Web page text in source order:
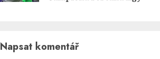
Napsat komentář